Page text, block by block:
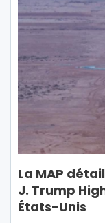
La MAP
J. Trump
États-Unis